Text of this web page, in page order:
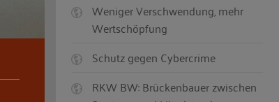
Weniger Verschwendung, mehr
Wertschöpfung
Schutz gegen Cybercrime
RKW BW: Brückenbauer zwischen